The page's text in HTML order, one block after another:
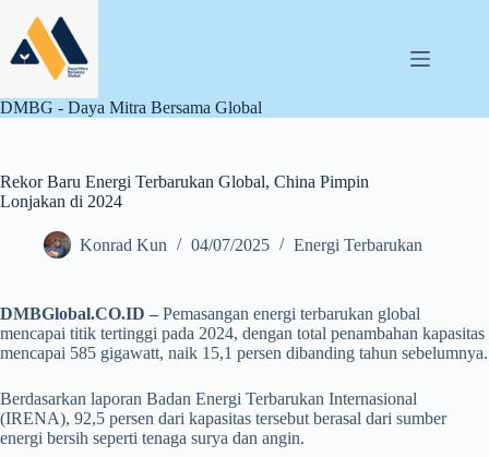
content
DMBG - Daya Mitra Bersama Global
Rekor Baru Energi Terbarukan Global, China Pimpin
Lonjakan di 2024
Konrad Kun 04/07/2025 Energi Terbarukan
DMBGlobal.CO.ID – Pemasangan energi terbarukan global
mencapai titik tertinggi pada 2024, dengan total penambahan kapasitas
mencapai 585 gigawatt, naik 15,1 persen dibanding tahun sebelumnya.
Berdasarkan laporan Badan Energi Terbarukan Internasional
(IRENA), 92,5 persen dari kapasitas tersebut berasal dari sumber
energi bersih seperti tenaga surya dan angin.